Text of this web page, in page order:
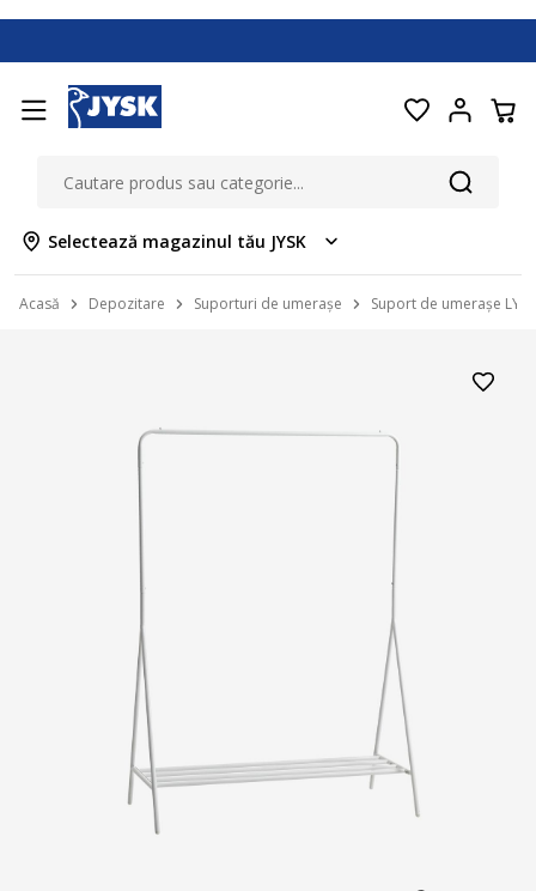
Selectează magazinul tău JYSK
Acasă Depozitare Suporturi de umerașe Suport de umerașe